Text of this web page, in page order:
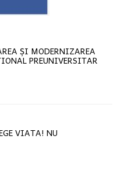
ȘI MODERNIZAREA
PREUNIVERSITAR
VIATA! NU